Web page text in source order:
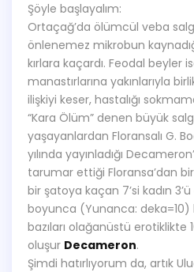
Şöyle başlayalım:
Ortaçağ’da ölümcül veba
önlenemez mikrobun
kırlara kaçardı. Feodal beyler
manastırlarına yakınlarıyla
ilişkiyi keser, hastalığı
“Kara Ölüm” denen büyük
yaşayanlardan Floransalı G.
yılında yayınladığı
tarumar ettiği Floransa’dan
bir şatoya kaçan 7’si kadın
boyunca (Yunanca: deka=10)
bazıları olağanüstü erotiklikte
oluşur Decameron.
Şimdi hatırlıyorum da, artık